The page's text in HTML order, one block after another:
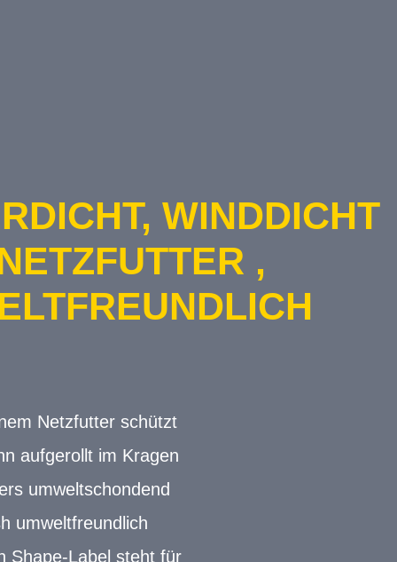
WINDDICHT
,
Netzfutter schützt
aufgerollt im Kragen
umweltschondend
umweltfreundlich
Shape-Label steht für